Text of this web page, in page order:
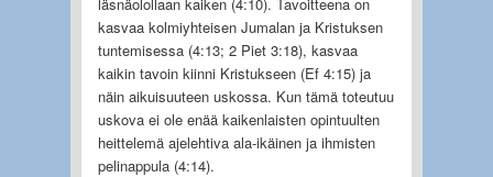
kasvaa kolmiyhteisen Jumalan ja Kristuksen
tuntemisessa (4:13; 2 Piet 3:18), kasvaa
kaikin tavoin kiinni Kristukseen (Ef 4:15) ja
näin aikuisuuteen uskossa. Kun tämä toteutuu
uskova ei ole enää kaikenlaisten opintuulten
heittelemä ajelehtiva ala-ikäinen ja ihmisten
pelinappula (4:14).